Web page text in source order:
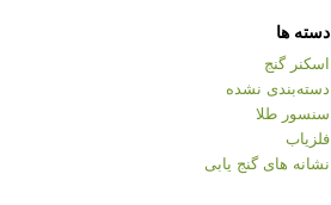
دسته ها
اسکنر گنج
دسته‌بندی نشده
سنسور طلا
فلزیاب
نشانه های گنج یابی